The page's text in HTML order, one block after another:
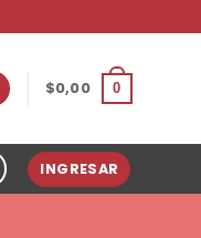
$0,00 0
INGRESAR